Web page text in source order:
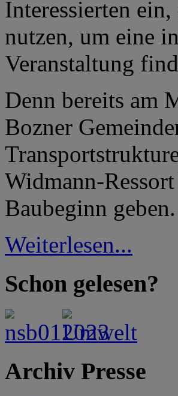
Interessierten
nutzen, um eine
Veranstaltung
Denn bereits am
Bozner
Widmann-
Baubeginn geben.
Weiterlesen...
Schon gelesen?
Archiv Presse